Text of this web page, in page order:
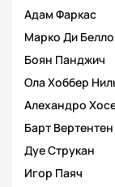
Адам Фаркас
Марко Ди Белло
Боян Панджич
Ола Хоббер
Алехандро
Барт Вертентен
Дуе Струкан
Игор Паяч